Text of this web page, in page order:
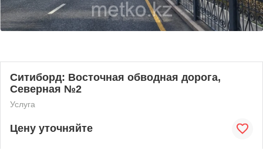
Ситиборд: Восточная обводная дорога,
Северная №2
Услуга
Цену уточняйте